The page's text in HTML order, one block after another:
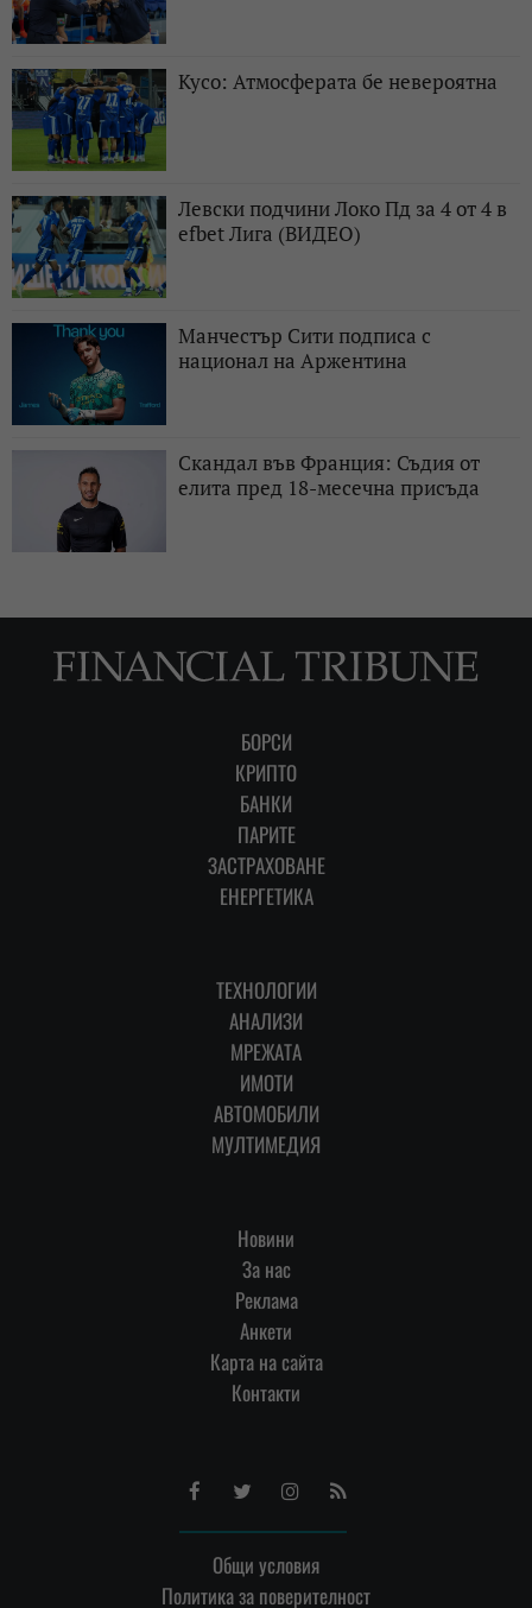
Кусо: Атмосферата бе невероятна
Левски подчини Локо Пд за 4 от 4 в
efbet Лига (ВИДЕО)
Манчестър Сити подписа с
национал на Аржентина
Скандал във Франция: Съдия от
елита пред 18-месечна присъда
БОРСИ
КРИПТО
БАНКИ
ПАРИТЕ
ЗАСТРАХОВАНЕ
ЕНЕРГЕТИКА
ТЕХНОЛОГИИ
АНАЛИЗИ
МРЕЖАТА
ИМОТИ
АВТОМОБИЛИ
МУЛТИМЕДИЯ
Новини
За нас
Реклама
Анкети
Карта на сайта
Контакти
FacebookTwitterInstagram
RSS
Общи условия
Политика за поверителност